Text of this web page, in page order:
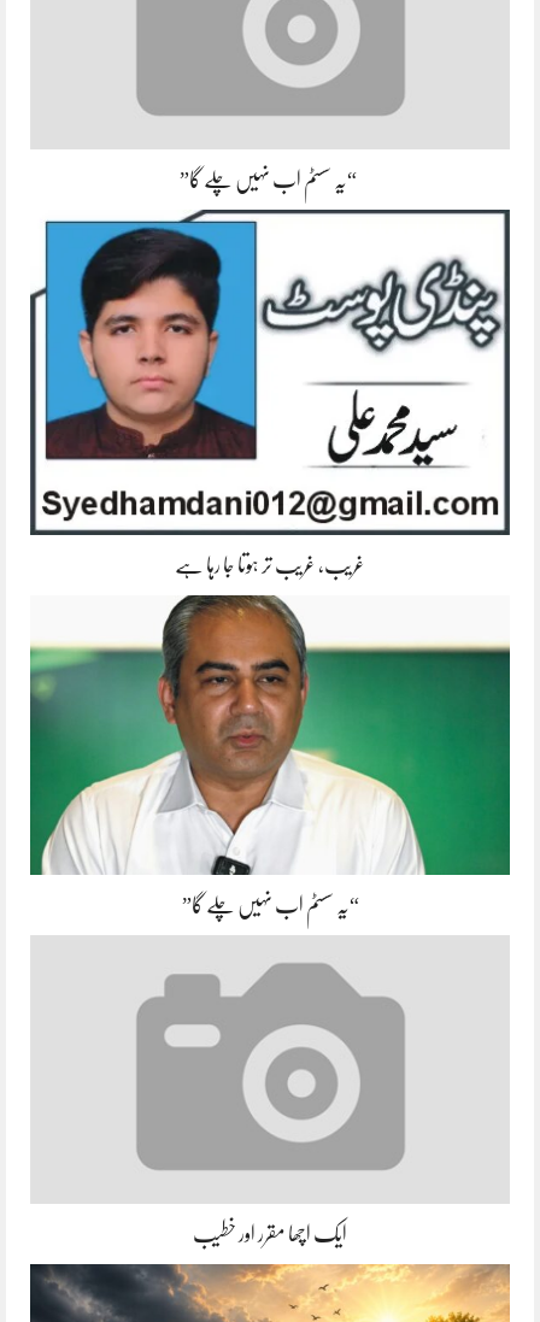
“یہ سسٹم اب نہیں چلے گا”
غریب، غریب تر ہوتا جا رہا ہے
“یہ سسٹم اب نہیں چلے گا”
ایک اچھا مقرر اور خطیب